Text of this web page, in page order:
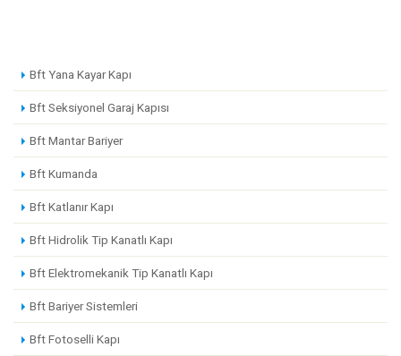
Bft Yana Kayar Kapı
Bft Seksiyonel Garaj Kapısı
Bft Mantar Bariyer
Bft Kumanda
Bft Katlanır Kapı
Bft Hidrolik Tip Kanatlı Kapı
Bft Elektromekanik Tip Kanatlı Kapı
Bft Bariyer Sistemleri
Bft Fotoselli Kapı